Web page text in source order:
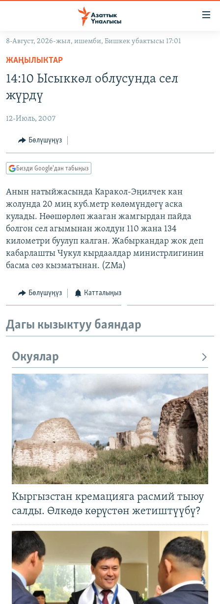
Навигацияга
өтүңүз
салыңыз
ЭКОНОМИКА
МАДАНИЯТ
БОРБОР АЗИЯ
УКРАИНА
АТАЙЫН ИЛИКТӨӨ
ТВ ПРОГРАММАЛАР
ЭКСПЕРТТЕР ТАЛДАЙТ
БИЗ ЖАНА ДҮЙНӨ
ДАНИСТЕ
ЭЖЕ-СИҢДИЛЕР
АЗАТТЫК+
ЫҢГАЙСЫЗ СУРООЛОР
ӨЗГӨЧӨ ПИКИР
Русский
ОНЛАЙН ШЕРИНЕ
ЭЕ/АРнун бардык сайттары
8-Август, 2026-жыл, ишемби, Бишкек убактысы 17:01
ЖАҢЫЛЫКТАР
14:10 Ысыккөл облусунда сел
жүрдү
12-Июль, 2007
Бөлүшүңүз
Бизди Google'дан табыңыз
Анын натыйжасында Каракол-Эңилчек кан
жолунда 20 миң куб.метр көлөмүндөгү аска
кулады. Нөөшөрлөп жааган жамгырдан пайда
болгон сел агымынан жолдун 110 жана 134
километри буулуп калган. Жабыркандар жок деп
кабарлашты Чукул кырдаалдар министрлигинин
басма сөз кызматынан. (ZMa)
Бөлүшүңүз Катталыңыз
Дагы кызыктуу баяндар
Окуялар
Кыргызстан кремацияга расмий тыюу
салды. Өлкөдө көрүстөн жетиштүүбү?